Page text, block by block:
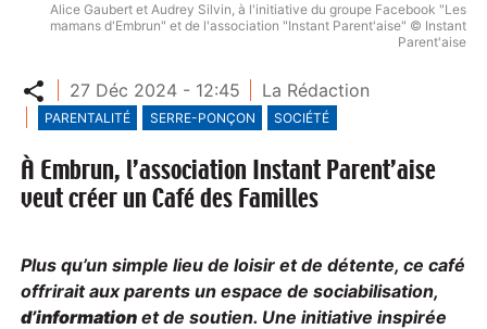
Alice Gaubert et Audrey Silvin, à l'initiative du groupe Facebook "Les
mamans d'Embrun" et de l'association "Instant Parent'aise" © Instant
Parent'aise
Partager
27 Déc 2024 - 12:45 La Rédaction
PARENTALITÉ SERRE-PONÇON SOCIÉTÉ
À Embrun, l’association Instant Parent’aise
veut créer un Café des Familles
Plus qu’un simple lieu de loisir et de détente, ce café
offrirait aux parents un espace de sociabilisation,
d’information et de soutien. Une initiative inspirée